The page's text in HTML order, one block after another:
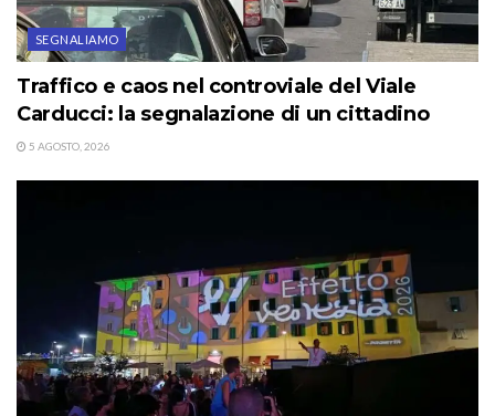
SEGNALIAMO
Traffico e caos nel controviale del Viale
Carducci: la segnalazione di un cittadino
5 AGOSTO, 2026